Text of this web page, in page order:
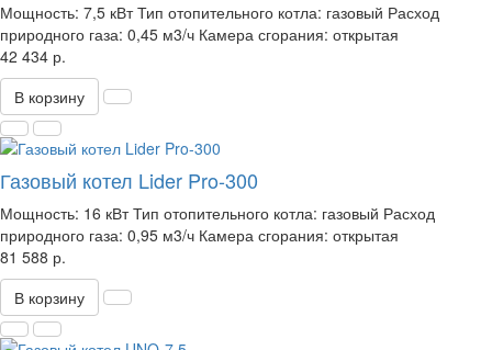
Мощность: 7,5 кВт Тип отопительного котла: газовый Расход
природного газа: 0,45 м3/ч Камера сгорания: открытая
42 434 р.
В корзину
Газовый котел Lider Pro-300
Мощность: 16 кВт Тип отопительного котла: газовый Расход
природного газа: 0,95 м3/ч Камера сгорания: открытая
81 588 р.
В корзину